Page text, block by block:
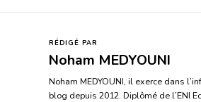
RÉDIGÉ PAR
Noham MEDYOUNI
Noham MEDYOUNI, il exerce dans
blog depuis 2012. Diplômé de l’ENI